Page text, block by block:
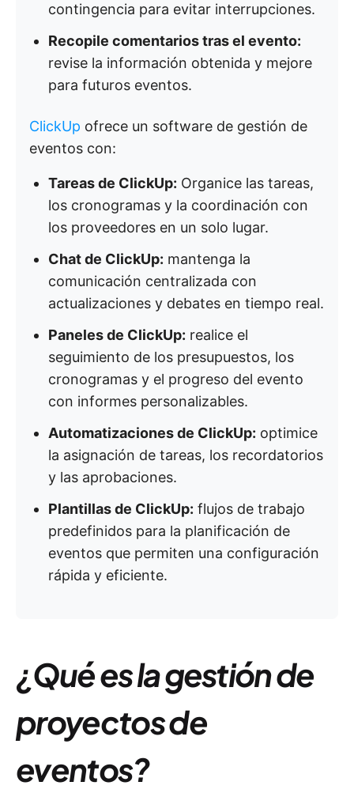
contingencia para evitar interrupciones.
Recopile comentarios tras el evento:
revise la información obtenida y mejore
para futuros eventos.
ClickUp ofrece un software de gestión de
eventos con:
Tareas de ClickUp: Organice las tareas,
los cronogramas y la coordinación con
los proveedores en un solo lugar.
Chat de ClickUp: mantenga la
comunicación centralizada con
actualizaciones y debates en tiempo real.
Paneles de ClickUp: realice el
seguimiento de los presupuestos, los
cronogramas y el progreso del evento
con informes personalizables.
Automatizaciones de ClickUp: optimice
la asignación de tareas, los recordatorios
y las aprobaciones.
Plantillas de ClickUp: flujos de trabajo
predefinidos para la planificación de
eventos que permiten una configuración
rápida y eficiente.
¿Qué es la gestión de
proyectos de
eventos?